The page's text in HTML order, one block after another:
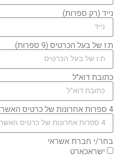
נייד (רק ספרות)
ת.ז של בעל הכרטיס (9 ספרות)
כתובת דוא"ל
4 ספרות אחרונות של כרטיס האשראי
בחר/י חברת אשראי
ישראכארט